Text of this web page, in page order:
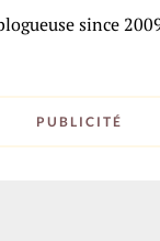
since
PUBLICITÉ